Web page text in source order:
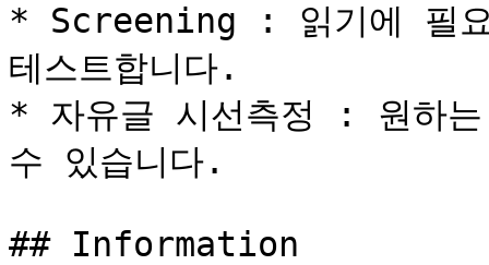
* Screening : 읽기에 필요
테스트합니다.
* 자유글 시선측정 : 원하는
수 있습니다.
## Information